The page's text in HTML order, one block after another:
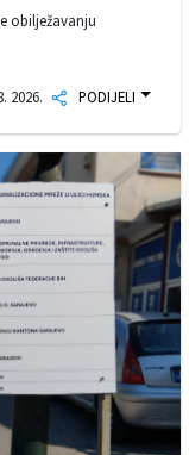
obilježavanju
2026. PODIJELI